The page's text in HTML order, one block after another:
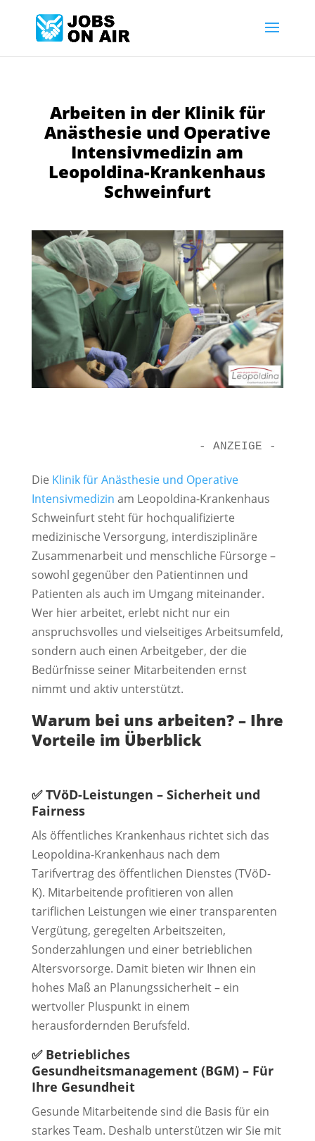
Arbeiten in der Klinik für
Anästhesie und Operative
Intensivmedizin am
Leopoldina-Krankenhaus
Schweinfurt
- ANZEIGE -
Die Klinik für Anästhesie und Operative
Intensivmedizin am Leopoldina-Krankenhaus
Schweinfurt steht für hochqualifizierte
medizinische Versorgung, interdisziplinäre
Zusammenarbeit und menschliche Fürsorge –
sowohl gegenüber den Patientinnen und
Patienten als auch im Umgang miteinander.
Wer hier arbeitet, erlebt nicht nur ein
anspruchsvolles und vielseitiges Arbeitsumfeld,
sondern auch einen Arbeitgeber, der die
Bedürfnisse seiner Mitarbeitenden ernst
nimmt und aktiv unterstützt.
Warum bei uns arbeiten? – Ihre
Vorteile im Überblick
✅TVöD-Leistungen – Sicherheit und
Fairness
Als öffentliches Krankenhaus richtet sich das
Leopoldina-Krankenhaus nach dem
Tarifvertrag des öffentlichen Dienstes (TVöD-
K). Mitarbeitende profitieren von allen
tariflichen Leistungen wie einer transparenten
Vergütung, geregelten Arbeitszeiten,
Sonderzahlungen und einer betrieblichen
Altersvorsorge. Damit bieten wir Ihnen ein
hohes Maß an Planungssicherheit – ein
wertvoller Pluspunkt in einem
herausfordernden Berufsfeld.
✅ Betriebliches
Gesundheitsmanagement (BGM) – Für
Ihre Gesundheit
Gesunde Mitarbeitende sind die Basis für ein
starkes Team. Deshalb unterstützen wir Sie mit